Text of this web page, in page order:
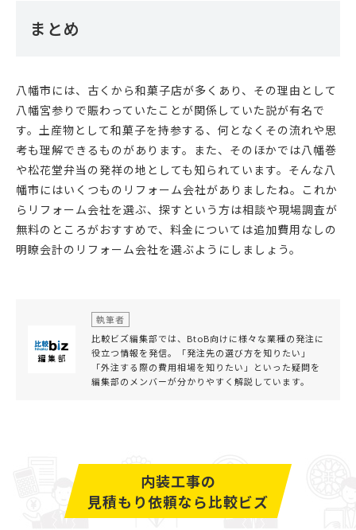
まとめ
八幡市には、古くから和菓子店が多くあり、その理由として
八幡宮参りで賑わっていたことが関係していた説が有名で
す。土産物として和菓子を持参する、何となくその流れや思
考も理解できるものがあります。また、そのほかでは八幡巻
や松花堂弁当の発祥の地としても知られています。そんな八
幡市にはいくつものリフォーム会社がありましたね。これか
らリフォーム会社を選ぶ、探すという方は相談や現場調査が
無料のところがおすすめで、料金については追加費用なしの
明瞭会計のリフォーム会社を選ぶようにしましょう。
執筆者
比較ビズ編集部では、BtoB向けに様々な業種の発注に
役立つ情報を発信。「発注先の選び方を知りたい」
「外注する際の費用相場を知りたい」といった疑問を
編集部のメンバーが分かりやすく解説しています。
内装工事の
見積もり依頼なら比較ビズ